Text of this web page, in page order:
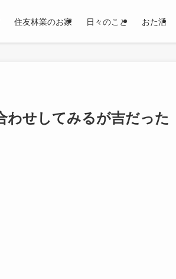
住友林業のお家 日々のこと おた活
わせしてみるが吉だった